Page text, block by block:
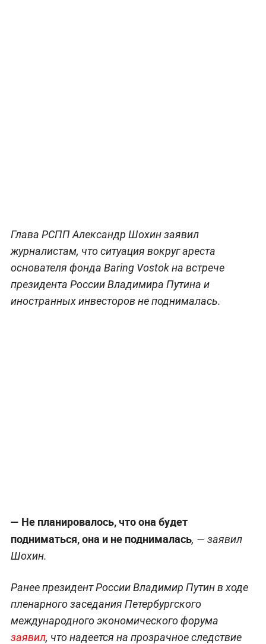
Глава РСПП Александр Шохин заявил
журналистам, что ситуация вокруг ареста
основателя фонда Baring Vostok на встрече
президента России Владимира Путина и
иностранных инвесторов не поднималась.
— Не планировалось, что она будет
подниматься, она и не поднималась, — заявил
Шохин.
Ранее президент России Владимир Путин в ходе
пленарного заседания Петербургского
международного экономического форума
заявил, что надеется на прозрачное следствие